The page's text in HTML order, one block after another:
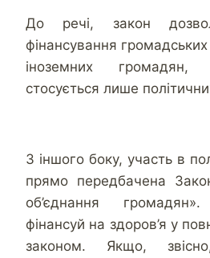
До речі, закон
фінансування громадських
іноземних громадян,
стосується лише
З іншого боку, участь в
прямо передбачена
об’єднання
фінансуй на здоров’я у
законом. Якщо,